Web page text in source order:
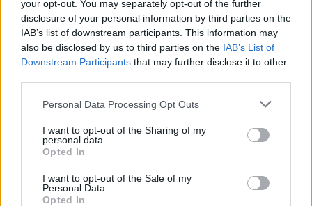
your opt-out. You may separately opt-out of the further
disclosure of your personal information by third parties on the
IAB’s list of downstream participants. This information may
also be disclosed by us to third parties on the IAB’s List of
Downstream Participants that may further disclose it to other
Personal Data Processing Opt Outs
I want to opt-out of the Sharing of my
personal data.
Opted In
I want to opt-out of the Sale of my
Personal Data.
Opted In
Edellinen artikkeli
Olympialaiset 5.2. klo 22:10:
Suomi – Kanada näkyy
ilmaiseksi TV:stä – näin katsot
Seuraava artikkeli
Farssi vältetty! Naisleijonat sai
siirrettyä olympialaisten